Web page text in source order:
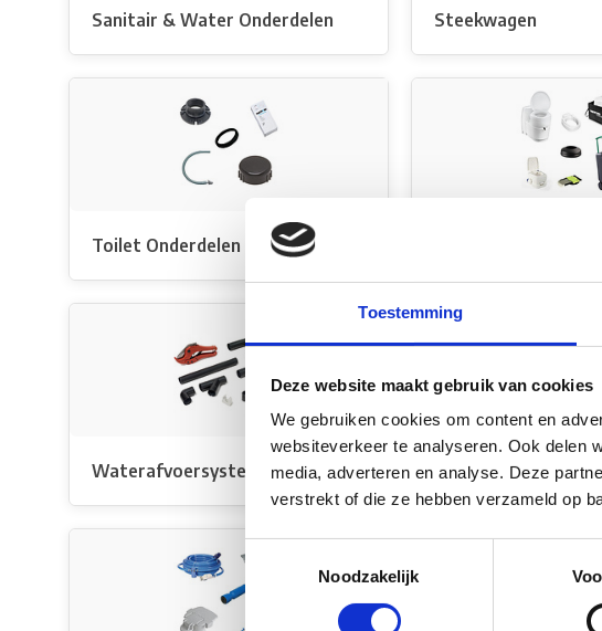
Toestemming
Deze website maakt gebruik van cookies
We gebruiken cookies om content en
websiteverkeer te analyseren. Ook delen
media, adverteren en analyse. Deze
verstrekt of die ze hebben verzameld op
Toestemmingsselectie
Noodzakelijk
Sanitair & Water Onderdelen Steekwagen
Toilet Onderdelen
Waterafvoersysteem Waterfilter